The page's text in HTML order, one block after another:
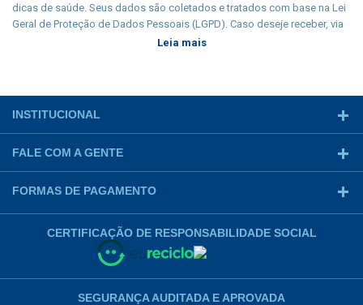
dicas de saúde. Seus dados são coletados e tratados com base na Lei
Geral de Proteção de Dados Pessoais (LGPD). Caso deseje receber, via
e-mail, qualquer tipo de comunicação, cadastre seu e-mail e participe
Leia mais
INSTITUCIONAL
FALE COM A GENTE
FORMAS DE PAGAMENTO
CERTIFICAÇÃO DE RESPONSABILIDADE SOCIAL
SEGURANÇA AUDITADA E APROVADA